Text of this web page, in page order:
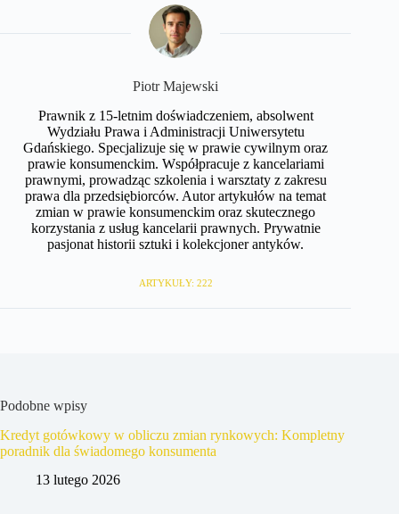
​Piotr Majewski
Prawnik z 15-letnim doświadczeniem, absolwent
Wydziału Prawa i Administracji Uniwersytetu
Gdańskiego. Specjalizuje się w prawie cywilnym oraz
prawie konsumenckim. Współpracuje z kancelariami
prawnymi, prowadząc szkolenia i warsztaty z zakresu
prawa dla przedsiębiorców. Autor artykułów na temat
zmian w prawie konsumenckim oraz skutecznego
korzystania z usług kancelarii prawnych. Prywatnie
pasjonat historii sztuki i kolekcjoner antyków.
ARTYKUŁY: 222
Podobne wpisy
Kredyt gotówkowy w obliczu zmian rynkowych: Kompletny
poradnik dla świadomego konsumenta
13 lutego 2026